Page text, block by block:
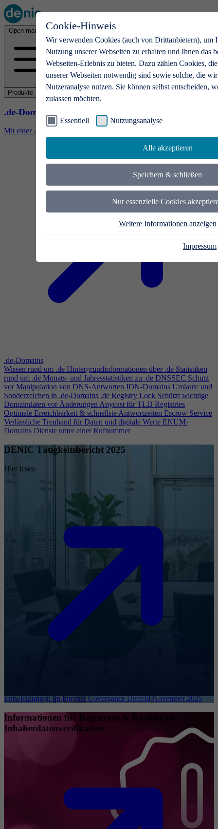
Cookie-Hinweis
Wir verwenden Cookies (auch von Drittanbietern), um
Nutzung unserer Webseiten zu erhalten und Ihnen das
Webseiten-Erlebnis zu bieten. Dazu zählen Cookies,
unserer Webseiten notwendig sind sowie solche, die
Nutzeranalyse nutzen. Sie können selbst entscheiden,
zulassen möchten.
Essentiell Nutzungsanalyse
Alle akzeptieren
Speichern & schließen
Nur essenzielle Cookies
Weitere Informationen anzeigen
Impressum
Open main menu
Produkte
.de-Domains
Mit einer .de-Domain erhalten Ideen eine Bühne
.de-Domains
Wissen rund um .de Hintergrundinformationen über .de Statistiken
rund um .de Monats- und Jahresstatistiken zu .de DNSSEC Schutz
vor Manipulation von DNS-Antworten IDN-Domains Umlaute und
Sonderzeichen in .de-Domains .de Registry Lock Schützt wichtige
Domaindaten vor ÄnderungenAnycast für TLD Registries
Optimale Erreichbarkeit & schnellste Antwortzeiten Escrow Service
Verlässliche Treuhand für Daten und digitale Werte ENUM-
Domains Dienste unter einer Rufnummer
DENIC Tätigkeitsbericht 2025
Hier lesen
Entwicklungen im Internet Governance Umfeld November 2025
Informationen für Registrare & Reseller zu
Inhaberdatenverifikation